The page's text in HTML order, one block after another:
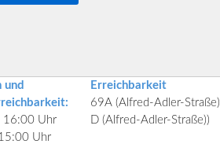
und
16:00 Uhr
Uhr
Erreichbarkeit
69A (Alfred-Adler-Straße)
D (Alfred-Adler-Straße))